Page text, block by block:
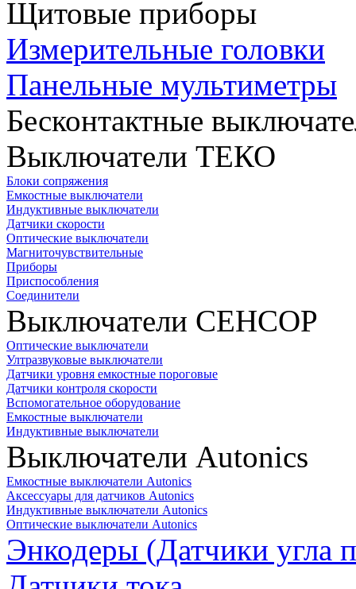
Щитовые приборы
Измерительные головки
Панельные мультиметры
Бесконтактные
Выключатели ТЕКО
Блоки сопряжения
Емкостные выключатели
Индуктивные выключатели
Датчики скорости
Оптические выключатели
Магниточувствительные
Приборы
Приспособления
Соединители
Выключатели СЕНСОР
Оптические выключатели
Ултразвуковые выключатели
Датчики уровня емкостные пороговые
Датчики контроля скорости
Вспомогательное оборудование
Емкостные выключатели
Индуктивные выключатели
Выключатели Autonics
Емкостные выключатели Autonics
Аксессуары для датчиков Autonics
Индуктивные выключатели Autonics
Оптические выключатели Autonics
Энкодеры (Датчики угла